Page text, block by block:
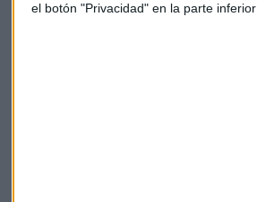
el botón "Privacidad" en la parte